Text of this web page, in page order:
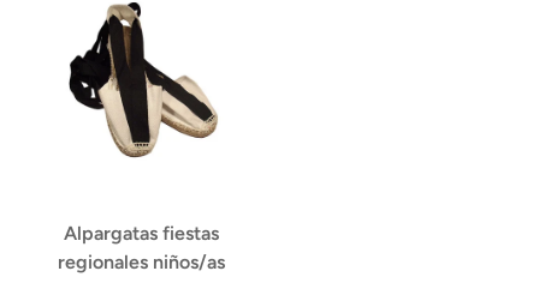
Alpargatas fiestas
regionales niños/as